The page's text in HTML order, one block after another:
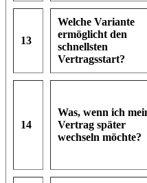
13
Welche Variante
ermöglicht den
schnellsten
Vertragsstart?
14
Was, wenn ich
Vertrag später
wechseln möchte?